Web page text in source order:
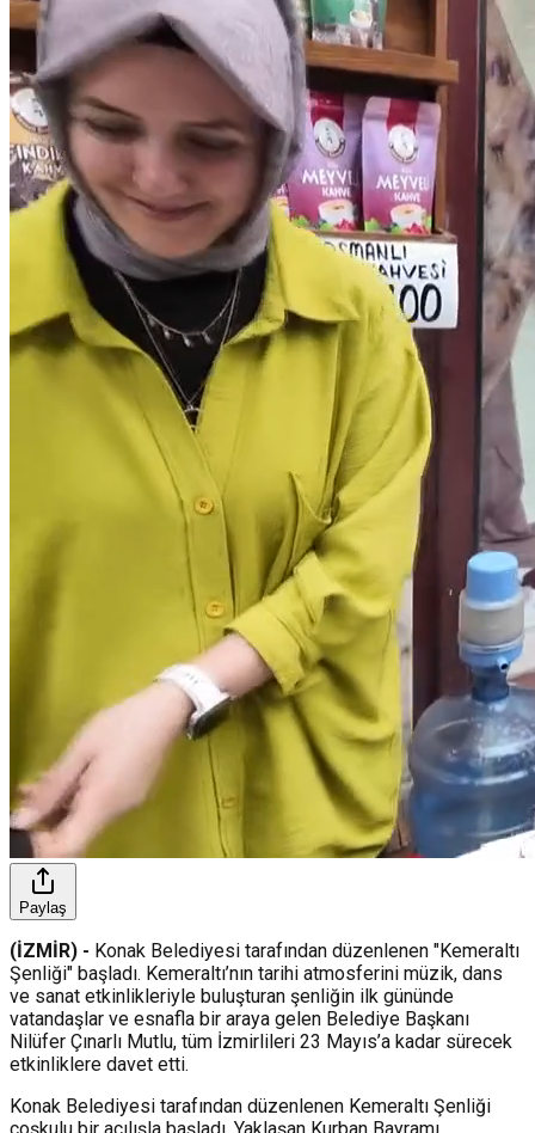
Paylaş
(İZMİR) - Konak Belediyesi tarafından düzenlenen "Kemeraltı
Şenliği" başladı. Kemeraltı’nın tarihi atmosferini müzik, dans
ve sanat etkinlikleriyle buluşturan şenliğin ilk gününde
vatandaşlar ve esnafla bir araya gelen Belediye Başkanı
Nilüfer Çınarlı Mutlu, tüm İzmirlileri 23 Mayıs’a kadar sürecek
etkinliklere davet etti.
Konak Belediyesi tarafından düzenlenen Kemeraltı Şenliği
coşkulu bir açılışla başladı. Yaklaşan Kurban Bayramı